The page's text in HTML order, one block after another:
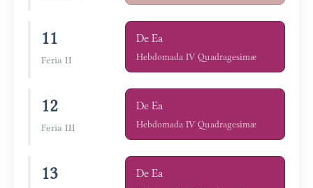
11
Feria II
De Ea
Hebdomada IV Quadragesimæ
12
Feria III
De Ea
Hebdomada IV Quadragesimæ
13 De Ea